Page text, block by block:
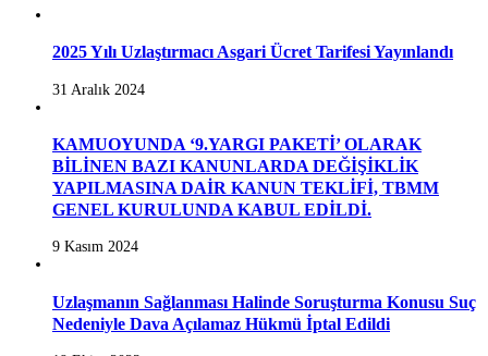
2025 Yılı Uzlaştırmacı Asgari Ücret Tarifesi Yayınlandı
31 Aralık 2024
KAMUOYUNDA ‘9.YARGI PAKETİ’ OLARAK
BİLİNEN BAZI KANUNLARDA DEĞİŞİKLİK
YAPILMASINA DAİR KANUN TEKLİFİ, TBMM
GENEL KURULUNDA KABUL EDİLDİ.
9 Kasım 2024
Uzlaşmanın Sağlanması Halinde Soruşturma Konusu Suç
Nedeniyle Dava Açılamaz Hükmü İptal Edildi